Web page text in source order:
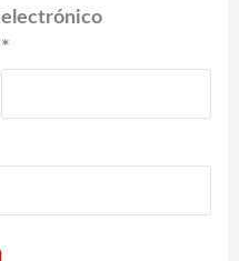
electrónico
*